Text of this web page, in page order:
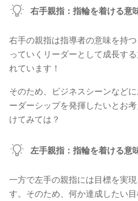
右手親指：指輪を着ける意
右手の親指は指導者の意味を持
っていくリーダーとして成長す
れています！
そのため、ビジネスシーンなど
ーダーシップを発揮したいとお
けてみては？
左手親指：指輪を着ける意
一方で左手の親指には目標を実
す。そのため、何か達成したい